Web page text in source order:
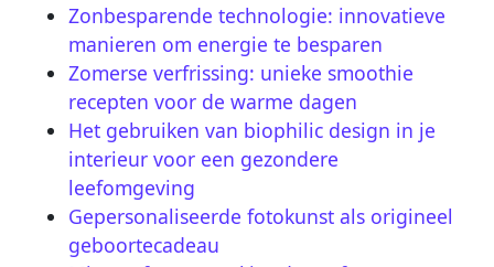
Zonbesparende technologie: innovatieve
manieren om energie te besparen
Zomerse verfrissing: unieke smoothie
recepten voor de warme dagen
Het gebruiken van biophilic design in je
interieur voor een gezondere
leefomgeving
Gepersonaliseerde fotokunst als origineel
geboortecadeau